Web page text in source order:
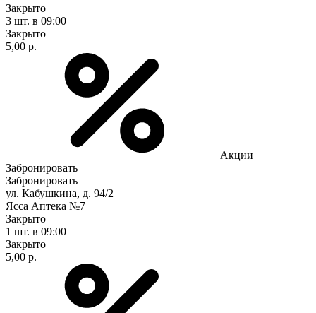
Закрыто
3 шт. в 09:00
Закрыто
5,00 р.
Акции
Забронировать
Забронировать
ул. Кабушкина, д. 94/2
Ясса Аптека №7
Закрыто
1 шт. в 09:00
Закрыто
5,00 р.